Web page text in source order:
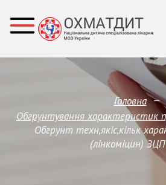
Головна —
Обгрунтування характеристик
Обгрунт техн,якіс,кільк
(лінкоміцин)